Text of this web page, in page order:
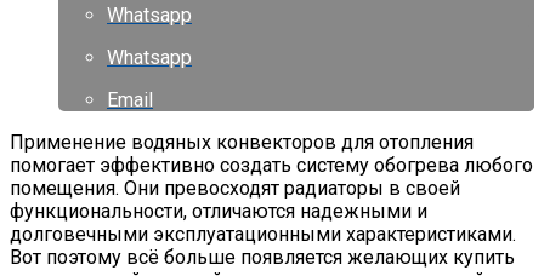
Whatsapp
Whatsapp
Email
Применение водяных конвекторов для отопления
помогает эффективно создать систему обогрева любого
помещения. Они превосходят радиаторы в своей
функциональности, отличаются надежными и
долговечными эксплуатационными характеристиками.
Вот поэтому всё больше появляется желающих купить